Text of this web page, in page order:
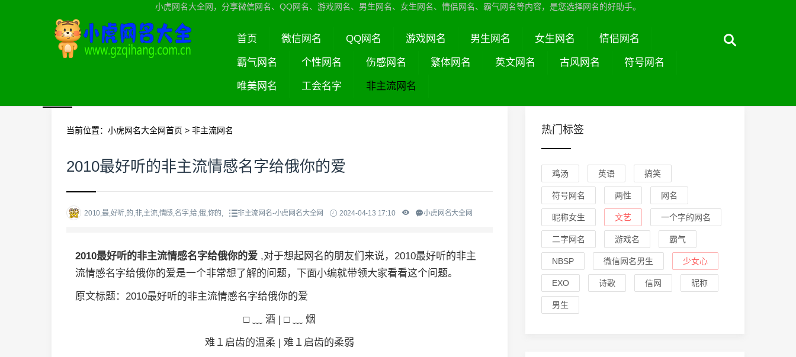
小虎网名大全网，分享微信网名、QQ网名、游戏网名、男生网名、女生网名、情侣网名、霸气网名等内容，是您选择网名的好助手。
首页 微信网名 QQ网名 游戏网名 男生网名 女生网名 情侣网名
霸气网名 个性网名 伤感网名 繁体网名 英文网名 古风网名 符号网名
唯美网名 工会名字 非主流网名
当前位置： 小虎网名大全网首页 > 非主流网名
2010最好听的非主流情感名字给俄你的爱
2010,最,好听,的,非,主流,情感,名字,给,俄,你的, 非主流网名-小虎网名大全网 2024-04-13 17:10 小虎网名大全网
2010最好听的非主流情感名字给俄你的爱 ,对于想起网名的朋友们来说，2010最好听的非主
流情感名字给俄你的爱是一个非常想了解的问题，下面小编就带领大家看看这个问题。
原文标题：2010最好听的非主流情感名字给俄你的爱
□ ﹏ 酒 | □ ﹏ 烟
难１启齿的温柔 | 难１启齿的柔弱
热门标签
鸡汤 英语 搞笑
符号网名 两性 网名
昵称女生 文艺 一个字的网名
二字网名 游戏名 霸气
NBSP 微信网名男生 少女心
EXO 诗歌 信网 昵称
男生